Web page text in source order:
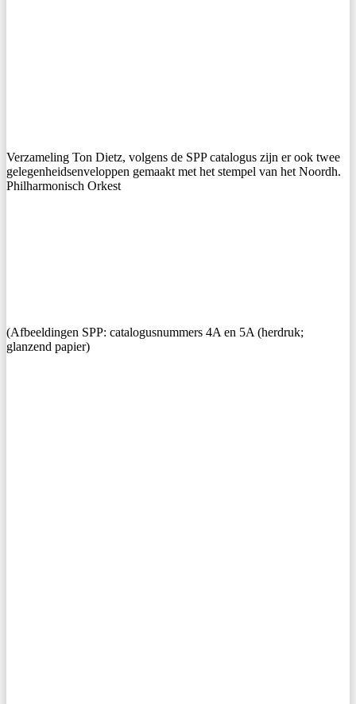
Verzameling Ton Dietz, volgens de SPP catalogus zijn er ook twee
gelegenheidsenveloppen gemaakt met het stempel van het Noordh.
Philharmonisch Orkest
(Afbeeldingen SPP: catalogusnummers 4A en 5A (herdruk;
glanzend papier)